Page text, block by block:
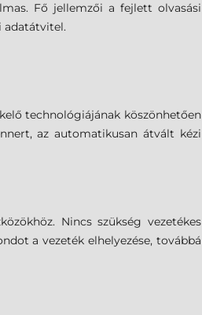
Fő jellemzői a fejlett olvasási
adatátvitel.
technológiájának köszönhetően
az automatikusan átvált kézi
Nincs szükség vezetékes
a vezeték elhelyezése, továbbá